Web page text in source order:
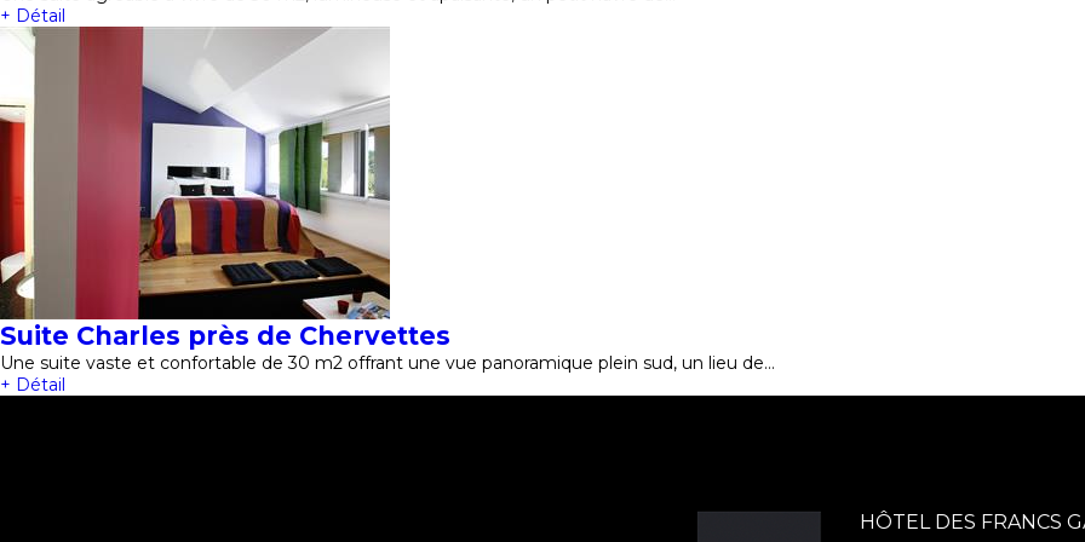
+ Détail
Suite Charles près de Chervettes
Une suite vaste et confortable de 30 m2 offrant une vue panoramique plein sud, un lieu de…
+ Détail
HÔTEL DES FRANCS